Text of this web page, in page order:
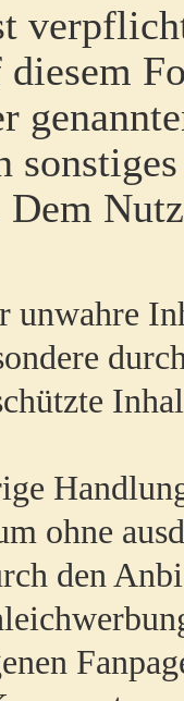
unwahre
ohne
den